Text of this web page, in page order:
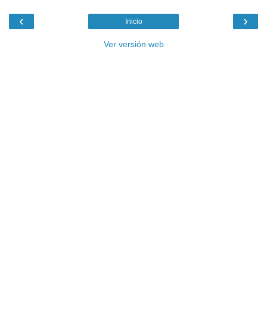
‹ ›
Inicio
Ver versión web